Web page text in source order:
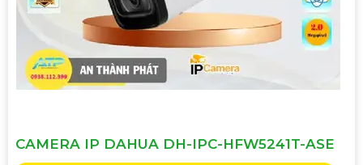
CAMERA IP DAHUA DH-IPC-HFW5241T-ASE